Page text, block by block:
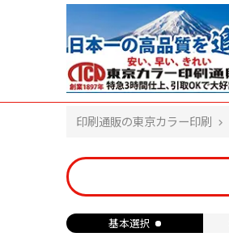
印刷通販の東京カラー印刷
基本選択
ヘルプ
入金・決済後、入金情報画面に反映されま
せん。
価格表にない部数の注文は可能ですか？
出荷からお届けまでの日数を教えてくださ